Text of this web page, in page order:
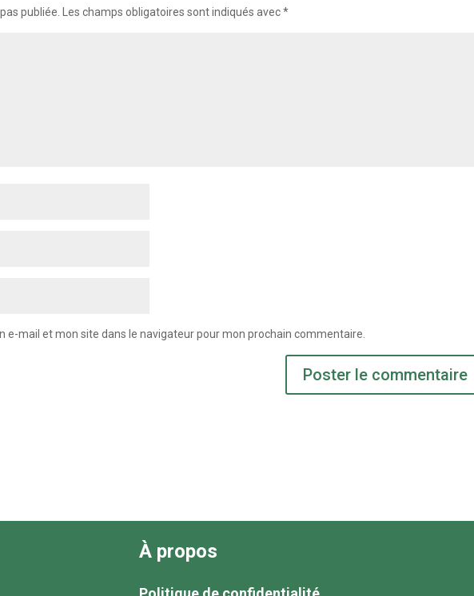
publiée. Les champs obligatoires sont indiqués avec*
e-mail et mon site dans le navigateur pour mon prochain commentaire.
À propos